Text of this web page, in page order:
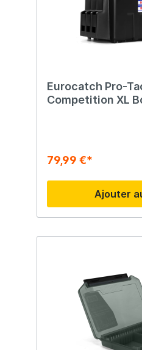
Eurocatch Pro-
Competition XL
79,99 €*
Ajouter